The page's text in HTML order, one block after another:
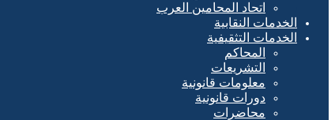
اتحاد المحامين العرب
الخدمات النقابية
الخدمات التثقيفية
المحاكم
التشريعات
معلومات قانونية
دورات قانونية
محاضرات